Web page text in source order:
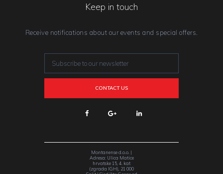
Keep in touch
Receive notifications about our events and special offers.
Montanense d.o.o. |
Adresa: Ulica Matice
hrvatske 15, 4. kat
(zgrada IGH), 21 000